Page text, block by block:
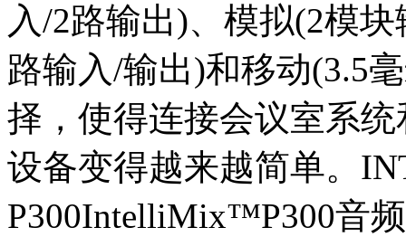
入/2路输出)、模拟(2模
路输入/输出)和移动(3.5
择，使得连接会议室系
设备变得越来越简单。
P300IntelliMix™P300音